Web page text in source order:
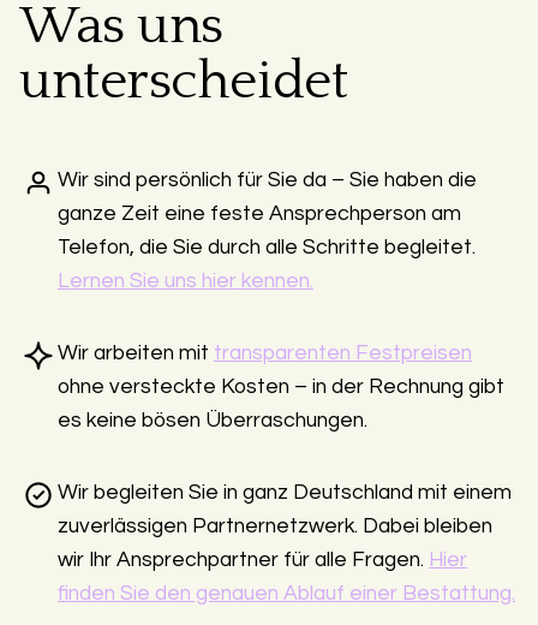
Was uns
unterscheidet
Wir sind persönlich für Sie da – Sie haben die
ganze Zeit eine feste Ansprechperson am
Telefon, die Sie durch alle Schritte begleitet.
Lernen Sie uns hier kennen.
Wir arbeiten mit transparenten Festpreisen
ohne versteckte Kosten – in der Rechnung gibt
es keine bösen Überraschungen.
Wir begleiten Sie in ganz Deutschland mit einem
zuverlässigen Partnernetzwerk. Dabei bleiben
wir Ihr Ansprechpartner für alle Fragen. Hier
finden Sie den genauen Ablauf einer Bestattung.